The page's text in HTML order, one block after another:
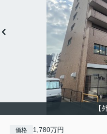
【
価格 1,780万円